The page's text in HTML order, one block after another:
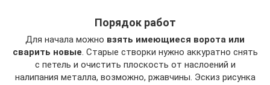
Порядок работ
Для начала можно взять имеющиеся ворота или
сварить новые. Старые створки нужно аккуратно снять
с петель и очистить плоскость от наслоений и
налипания металла, возможно, ржавчины. Эскиз рисунка